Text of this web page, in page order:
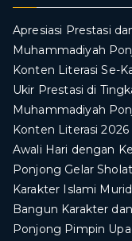
Apresiasi Prestasi
Muhammadiyah
Konten Literasi Se-
Ukir Prestasi di
Muhammadiyah
Konten Literasi 2026
Awali Hari dengan
Ponjong Gelar
Karakter Islami Murid
Bangun Karakter
Ponjong Pimpin